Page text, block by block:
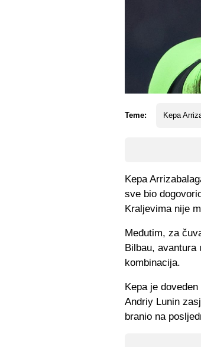
Teme: Kepa
Kepa
sve bio
Kraljevima nije
Međutim, za
Bilbau, avantura
kombinacija.
Kepa je
Andriy Lunin
branio na